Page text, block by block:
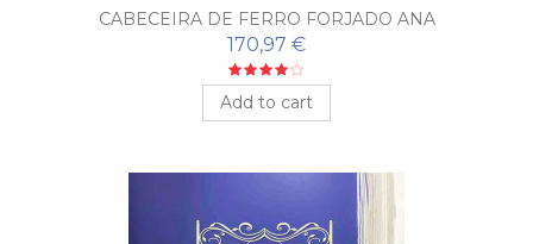
CABECEIRA DE FERRO FORJADO ANA
170,97 €
Add to cart